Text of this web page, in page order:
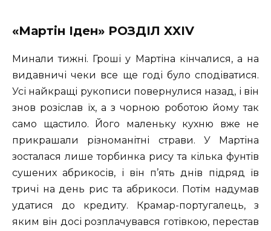
«Мартін Іден» РОЗДІЛ XXIV
Минали тижні. Гроші у Мартіна кінчалися, а на
видавничі чеки все ще годі було сподіватися.
Усі найкращі рукописи повернулися назад, і він
знов розіслав їх, а з чорною роботою йому так
само щастило. Його маленьку кухню вже не
прикрашали різноманітні страви. У Мартіна
зосталася лише торбинка рису та кілька фунтів
сушених абрикосів, і він п’ять днів підряд їв
тричі на день рис та абрикоси. Потім надумав
удатися до кредиту. Крамар-португалець, з
яким він досі розплачувався готівкою, перестав